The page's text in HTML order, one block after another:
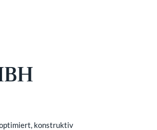
optimiert, konstruktiv